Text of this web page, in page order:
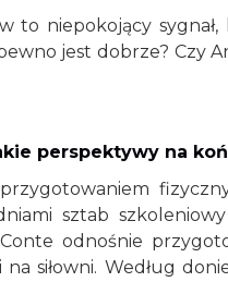
to niepokojący
jest dobrze? Czy
perspektywy na
sztab szkoleniowy
odnośnie
siłowni. Według